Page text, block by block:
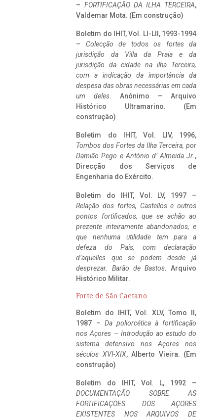
– FORTIFICAÇÃO DA ILHA TERCEIRA,
Valdemar Mota. (Em construção)
Boletim do IHIT, Vol. LI-LII, 1993-1994
– Colecção de todos os fortes da
jurisdição da Villa da Praia e da
jurisdição da cidade na ilha Terceira,
com a indicação da importância da
despesa das obras necessárias em cada
um deles. Anónimo – Arquivo
Histórico Ultramarino. (Em
construção)
Boletim do IHIT, Vol. LIV, 1996,
Tombos dos Fortes da Ilha Terceira, por
Damião Pego e António d’ Almeida Jr.,
Direcção dos Serviços de
Engenharia do Exército.
Boletim do IHIT, Vol. LV, 1997 –
Relação dos fortes, Castellos e outros
pontos fortificados, que se achão ao
prezente inteiramente abandonados, e
que nenhuma utilidade tem para a
defeza do Pais, com declaração
d’aquelles que se podem desde já
desprezar. Barão de Bastos. Arquivo
Histórico Militar.
Forte de São Caetano
Boletim do IHIT, Vol. XLV, Tomo II,
1987 – Da poliorcética à fortificação
nos Açores – Introdução ao estudo do
sistema defensivo nos Açores nos
séculos XVI-XIX, Alberto Vieira. (Em
construção)
Boletim do IHIT, Vol. L, 1992 –
DOCUMENTAÇÃO SOBRE AS
FORTIFICAÇÕES DOS AÇORES
EXISTENTES NOS ARQUIVOS DE